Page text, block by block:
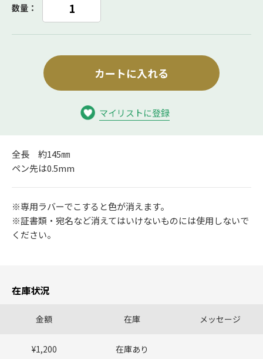
数量：
カートに入れる
マイリストに登録
全長 約145㎜
ペン先は0.5mm
※専用ラバーでこすると色が消えます。
※証書類・宛名など消えてはいけないものには使用しないで
ください。
在庫状況
金額 在庫 メッセージ
¥1,200 在庫あり